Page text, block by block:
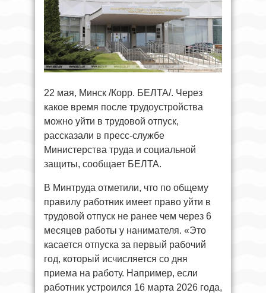
22 мая, Минск /Корр. БЕЛТА/. Через
какое время после трудоустройства
можно уйти в трудовой отпуск,
рассказали в пресс-службе
Министерства труда и социальной
защиты, сообщает БЕЛТА.
В Минтруда отметили, что по общему
правилу работник имеет право уйти в
трудовой отпуск не ранее чем через 6
месяцев работы у нанимателя. «Это
касается отпуска за первый рабочий
год, который исчисляется со дня
приема на работу. Например, если
работник устроился 16 марта 2026 года,